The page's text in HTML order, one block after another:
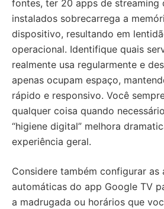
fontes, ter 20 apps de streaming
instalados sobrecarrega a
dispositivo, resultando em
operacional. Identifique quais
realmente usa regularmente e
apenas ocupam espaço,
rápido e responsivo. Você
qualquer coisa quando
“higiene digital” melhora
experiência geral.
Considere também configurar as
automáticas do app Google TV
a madrugada ou horários que